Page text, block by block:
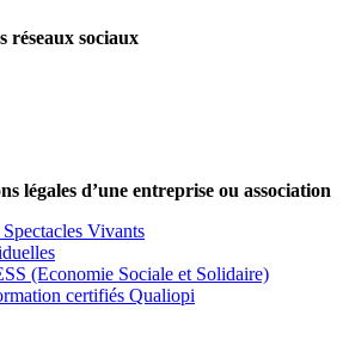
réseaux sociaux
légales d’une entreprise ou association
Vivants
(Economie Sociale et Solidaire)
certifiés Qualiopi